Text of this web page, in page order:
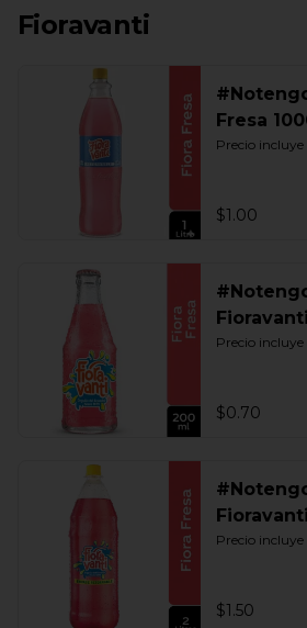
Fioravanti
Fresa
Precio
$1.00
Precio
$0.70
ML.
Precio
$1.50